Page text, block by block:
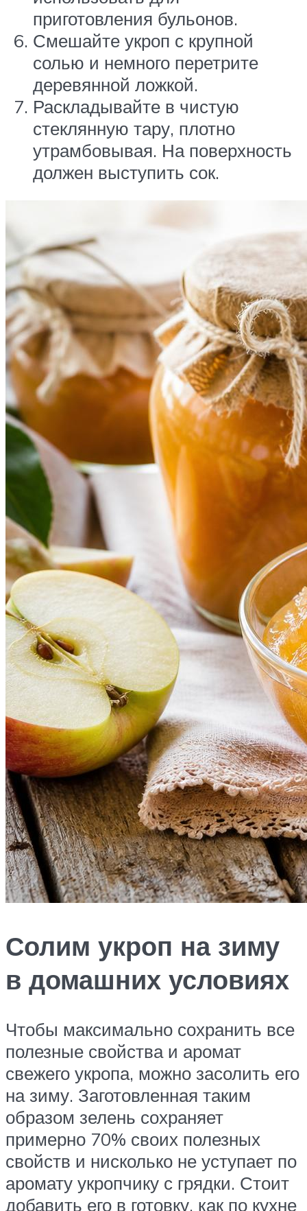
приготовления бульонов.
Смешайте укроп с крупной
солью и немного перетрите
деревянной ложкой.
Раскладывайте в чистую
стеклянную тару, плотно
утрамбовывая. На поверхность
должен выступить сок.
Солим укроп на зиму
в домашних условиях
Чтобы максимально сохранить все
полезные свойства и аромат
свежего укропа, можно засолить его
на зиму. Заготовленная таким
образом зелень сохраняет
примерно 70% своих полезных
свойств и нисколько не уступает по
аромату укропчику с грядки. Стоит
добавить его в готовку, как по кухне